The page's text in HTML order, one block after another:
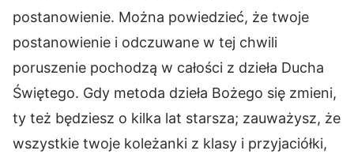
postanowienie. Można powiedzieć, że twoje
postanowienie i odczuwane w tej chwili
poruszenie pochodzą w całości z dzieła Ducha
Świętego. Gdy metoda dzieła Bożego się zmieni,
ty też będziesz o kilka lat starsza; zauważysz, że
wszystkie twoje koleżanki z klasy i przyjaciółki,